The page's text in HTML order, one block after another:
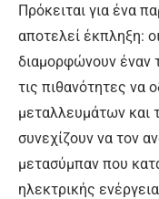
Πρόκειται για ένα
αποτελεί έκπληξη:
διαμορφώνουν έναν
τις πιθανότητες να
μεταλλευμάτων
συνεχίζουν να τον
μετασύμπαν που
ηλεκτρικής